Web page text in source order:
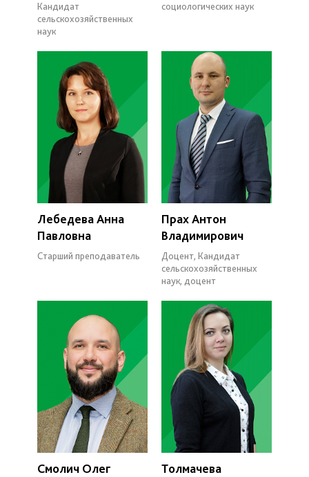
Кандидат
сельскохозяйственных
наук
социологических наук
Лебедева Анна
Павловна
Старший преподаватель
Прах Антон
Владимирович
Доцент, Кандидат
сельскохозяйственных
наук, доцент
Смолич Олег
Толмачева